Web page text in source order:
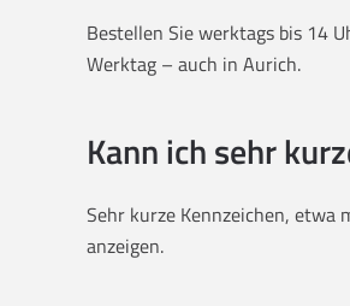
Bestellen Sie werktags bis 14
Werktag – auch in Aurich.
Kann ich sehr
Sehr kurze Kennzeichen, etwa
anzeigen.